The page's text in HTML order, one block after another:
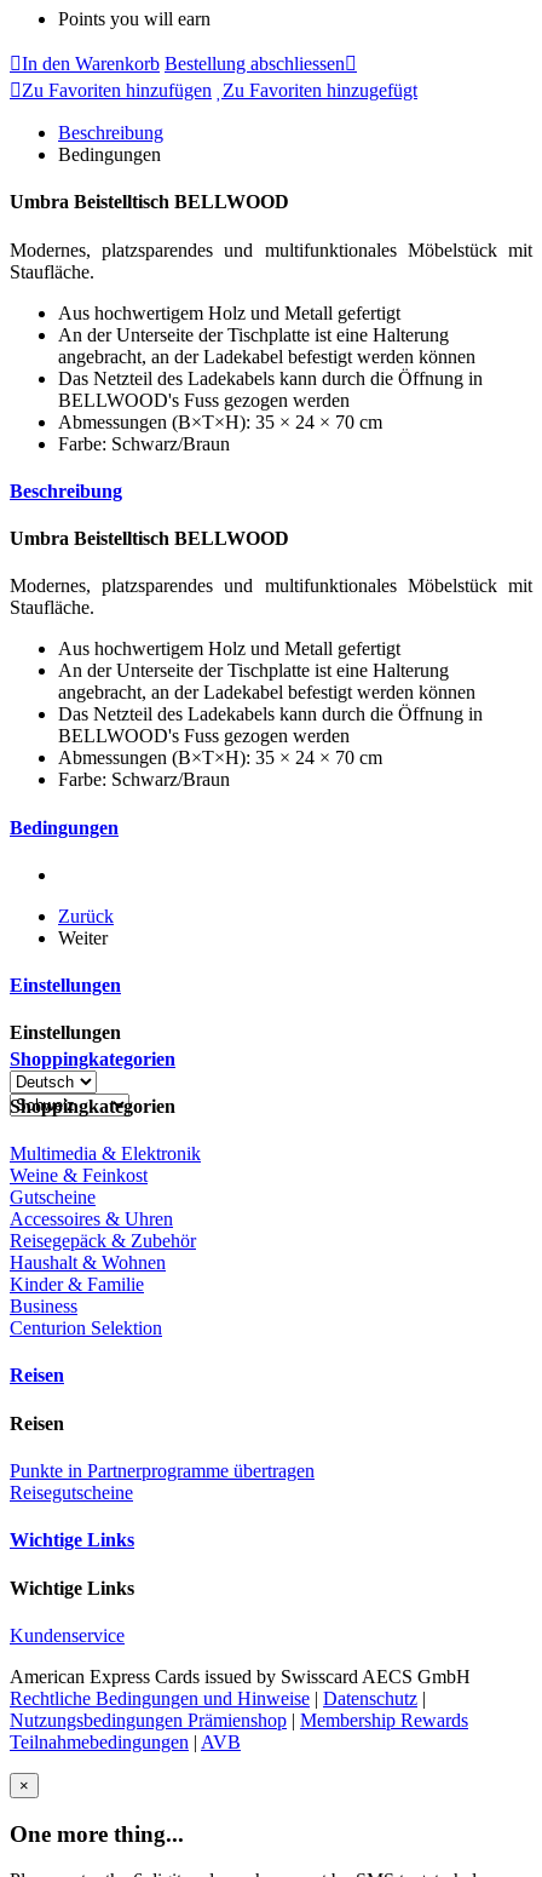
Points you will earn
In den Warenkorb Bestellung abschliessen
Zu Favoriten hinzufügen
Zu Favoriten hinzugefügt
Beschreibung
Bedingungen
Umbra Beistelltisch BELLWOOD
Modernes, platzsparendes und multifunktionales Möbelstück mit
Staufläche.
Aus hochwertigem Holz und Metall gefertigt
An der Unterseite der Tischplatte ist eine Halterung
angebracht, an der Ladekabel befestigt werden können
Das Netzteil des Ladekabels kann durch die Öffnung in
BELLWOOD's Fuss gezogen werden
Abmessungen (B×T×H): 35 × 24 × 70 cm
Farbe: Schwarz/Braun
Beschreibung
Umbra Beistelltisch BELLWOOD
Modernes, platzsparendes und multifunktionales Möbelstück mit
Staufläche.
Aus hochwertigem Holz und Metall gefertigt
An der Unterseite der Tischplatte ist eine Halterung
angebracht, an der Ladekabel befestigt werden können
Das Netzteil des Ladekabels kann durch die Öffnung in
BELLWOOD's Fuss gezogen werden
Abmessungen (B×T×H): 35 × 24 × 70 cm
Farbe: Schwarz/Braun
Bedingungen
Zurück
Weiter
Einstellungen
Einstellungen
Shoppingkategorien
Shoppingkategorien
Multimedia & Elektronik
Weine & Feinkost
Gutscheine
Accessoires & Uhren
Reisegepäck & Zubehör
Haushalt & Wohnen
Kinder & Familie
Business
Centurion Selektion
Reisen
Reisen
Punkte in Partnerprogramme übertragen
Reisegutscheine
Wichtige Links
Wichtige Links
Kundenservice
American Express Cards issued by Swisscard AECS GmbH
Rechtliche Bedingungen und Hinweise | Datenschutz |
Nutzungsbedingungen Prämienshop | Membership Rewards
Teilnahmebedingungen | AVB
×
One more thing...